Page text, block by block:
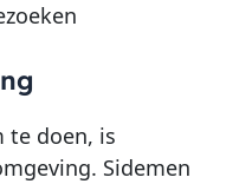
te doen, is
Sidemen